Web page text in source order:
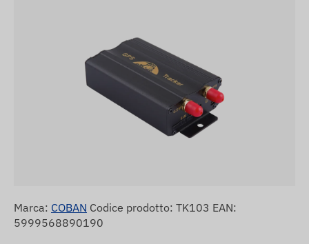
Marca: COBAN Codice prodotto: TK103 EAN:
5999568890190